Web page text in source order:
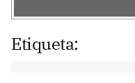
Etiqueta: